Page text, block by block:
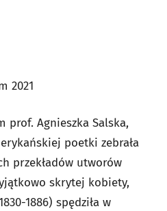
2021
prof. Agnieszka Salska,
poetki zebrała
przekładów utworów
skrytej kobiety,
1886) spędziła w